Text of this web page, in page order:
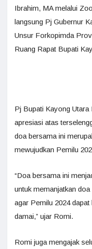
Ibrahim, MA melalui
langsung Pj Gubernur
Unsur Forkopimda
Ruang Rapat Bupati
Pj Bupati Kayong
apresiasi atas
doa bersama ini
mewujudkan Pemilu
“Doa bersama ini
untuk memanjatkan
agar Pemilu 2024 dapat
damai,” ujar Romi.
Romi juga mengajak